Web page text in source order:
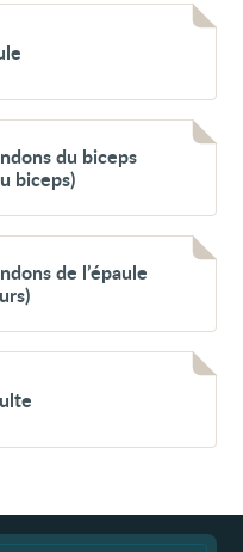
du biceps
biceps)
de l’épaule